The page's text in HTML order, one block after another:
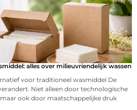
alles over milieuvriendelijk wassen
voor traditioneel wasmiddel De
Niet alleen door technologische
ook door maatschappelijke druk